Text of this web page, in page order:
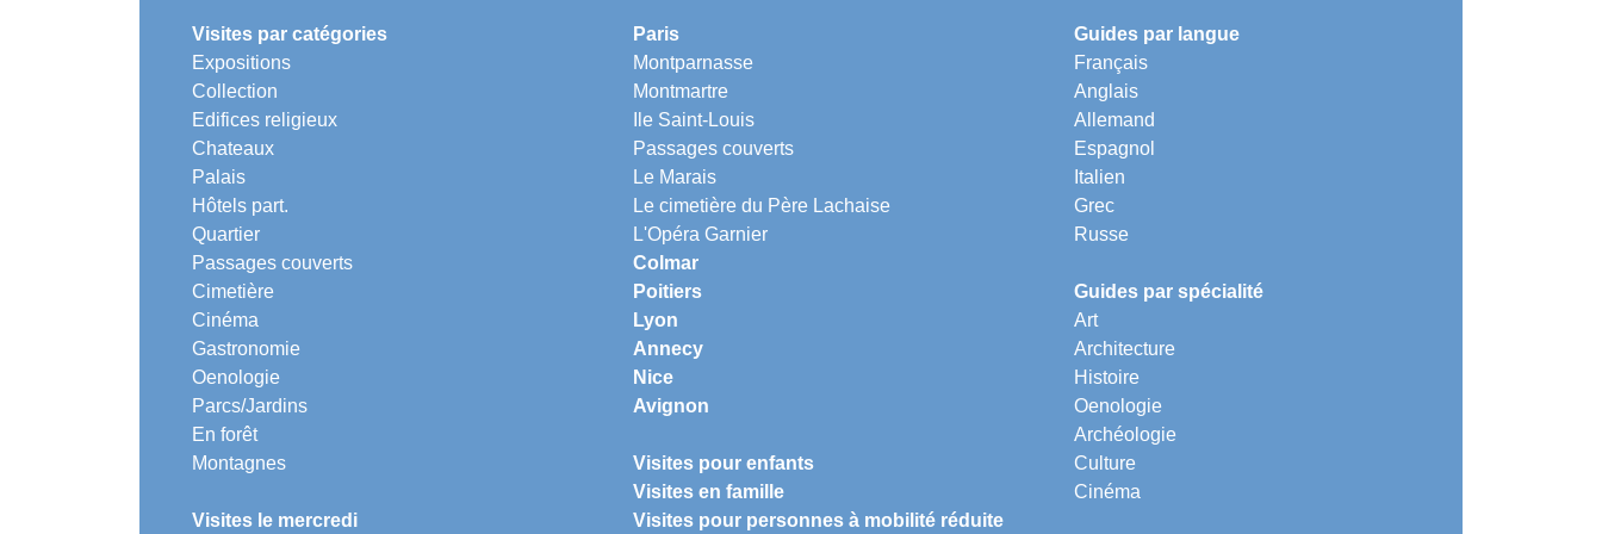
Visites par catégories
Expositions
Collection
Edifices religieux
Chateaux
Palais
Hôtels part.
Quartier
Passages couverts
Cimetière
Cinéma
Gastronomie
Oenologie
Parcs/Jardins
En forêt
Montagnes
Visites le mercredi
Paris
Montparnasse
Montmartre
Ile Saint-Louis
Passages couverts
Le Marais
Le cimetière du Père Lachaise
L'Opéra Garnier
Colmar
Poitiers
Lyon
Annecy
Nice
Avignon
Visites pour enfants
Visites en famille
Visites pour personnes à mobilité réduite
Guides par langue
Français
Anglais
Allemand
Espagnol
Italien
Grec
Russe
Guides par spécialité
Art
Architecture
Histoire
Oenologie
Archéologie
Culture
Cinéma